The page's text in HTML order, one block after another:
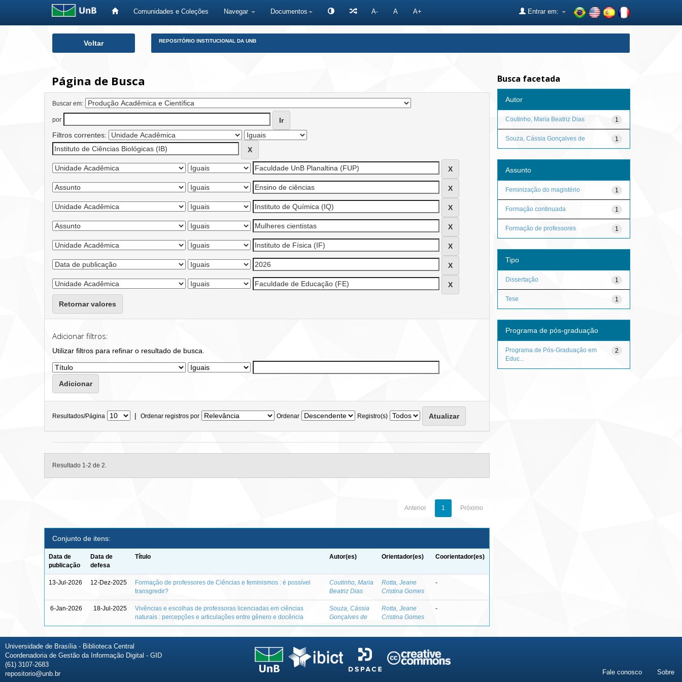
Comunidades e Coleções Navegar Documentos A- A A+ Entrar em:
Voltar REPOSITÓRIO INSTITUCIONAL DA UNB
Página de Busca
Buscar em:
por
Filtros correntes:
Retornar valores
Adicionar filtros:
Utilizar filtros para refinar o resultado de busca.
Resultados/Página | Ordenar registros por Ordenar Registro(s)
Resultado 1-2 de 2.
Anterior 1 Próximo
Conjunto de itens:
Data de
publicação
Data de
defesa
Título Autor(es) Orientador(es) Coorientador(es)
13-Jul-2026 12-Dez-2025
Formação de professores de Ciências e feminismos : é possível
transgredir?
Coutinho, Maria
Beatriz Dias
Rotta, Jeane
Cristina Gomes
-
6-Jan-2026 18-Jul-2025
Vivências e escolhas de professoras licenciadas em ciências
naturais : percepções e articulações entre gênero e docência
Souza, Cássia
Gonçalves de
Rotta, Jeane
Cristina Gomes
-
Busca facetada
Autor
1
Coutinho, Maria Beatriz Dias
1
Souza, Cássia Gonçalves de
Assunto
1
Feminização do magistério
1
Formação continuada
1
Formação de professores
Tipo
1
Dissertação
1
Tese
Programa de pós-graduação
2
Programa de Pós-Graduação em
Educ...
Universidade de Brasília - Biblioteca Central
Coordenadoria de Gestão da Informação Digital - GID
(61) 3107-2683
repositorio@unb.br
Fale conosco Sobre